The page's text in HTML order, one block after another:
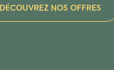
DÉCOUVREZ NOS OFFRES